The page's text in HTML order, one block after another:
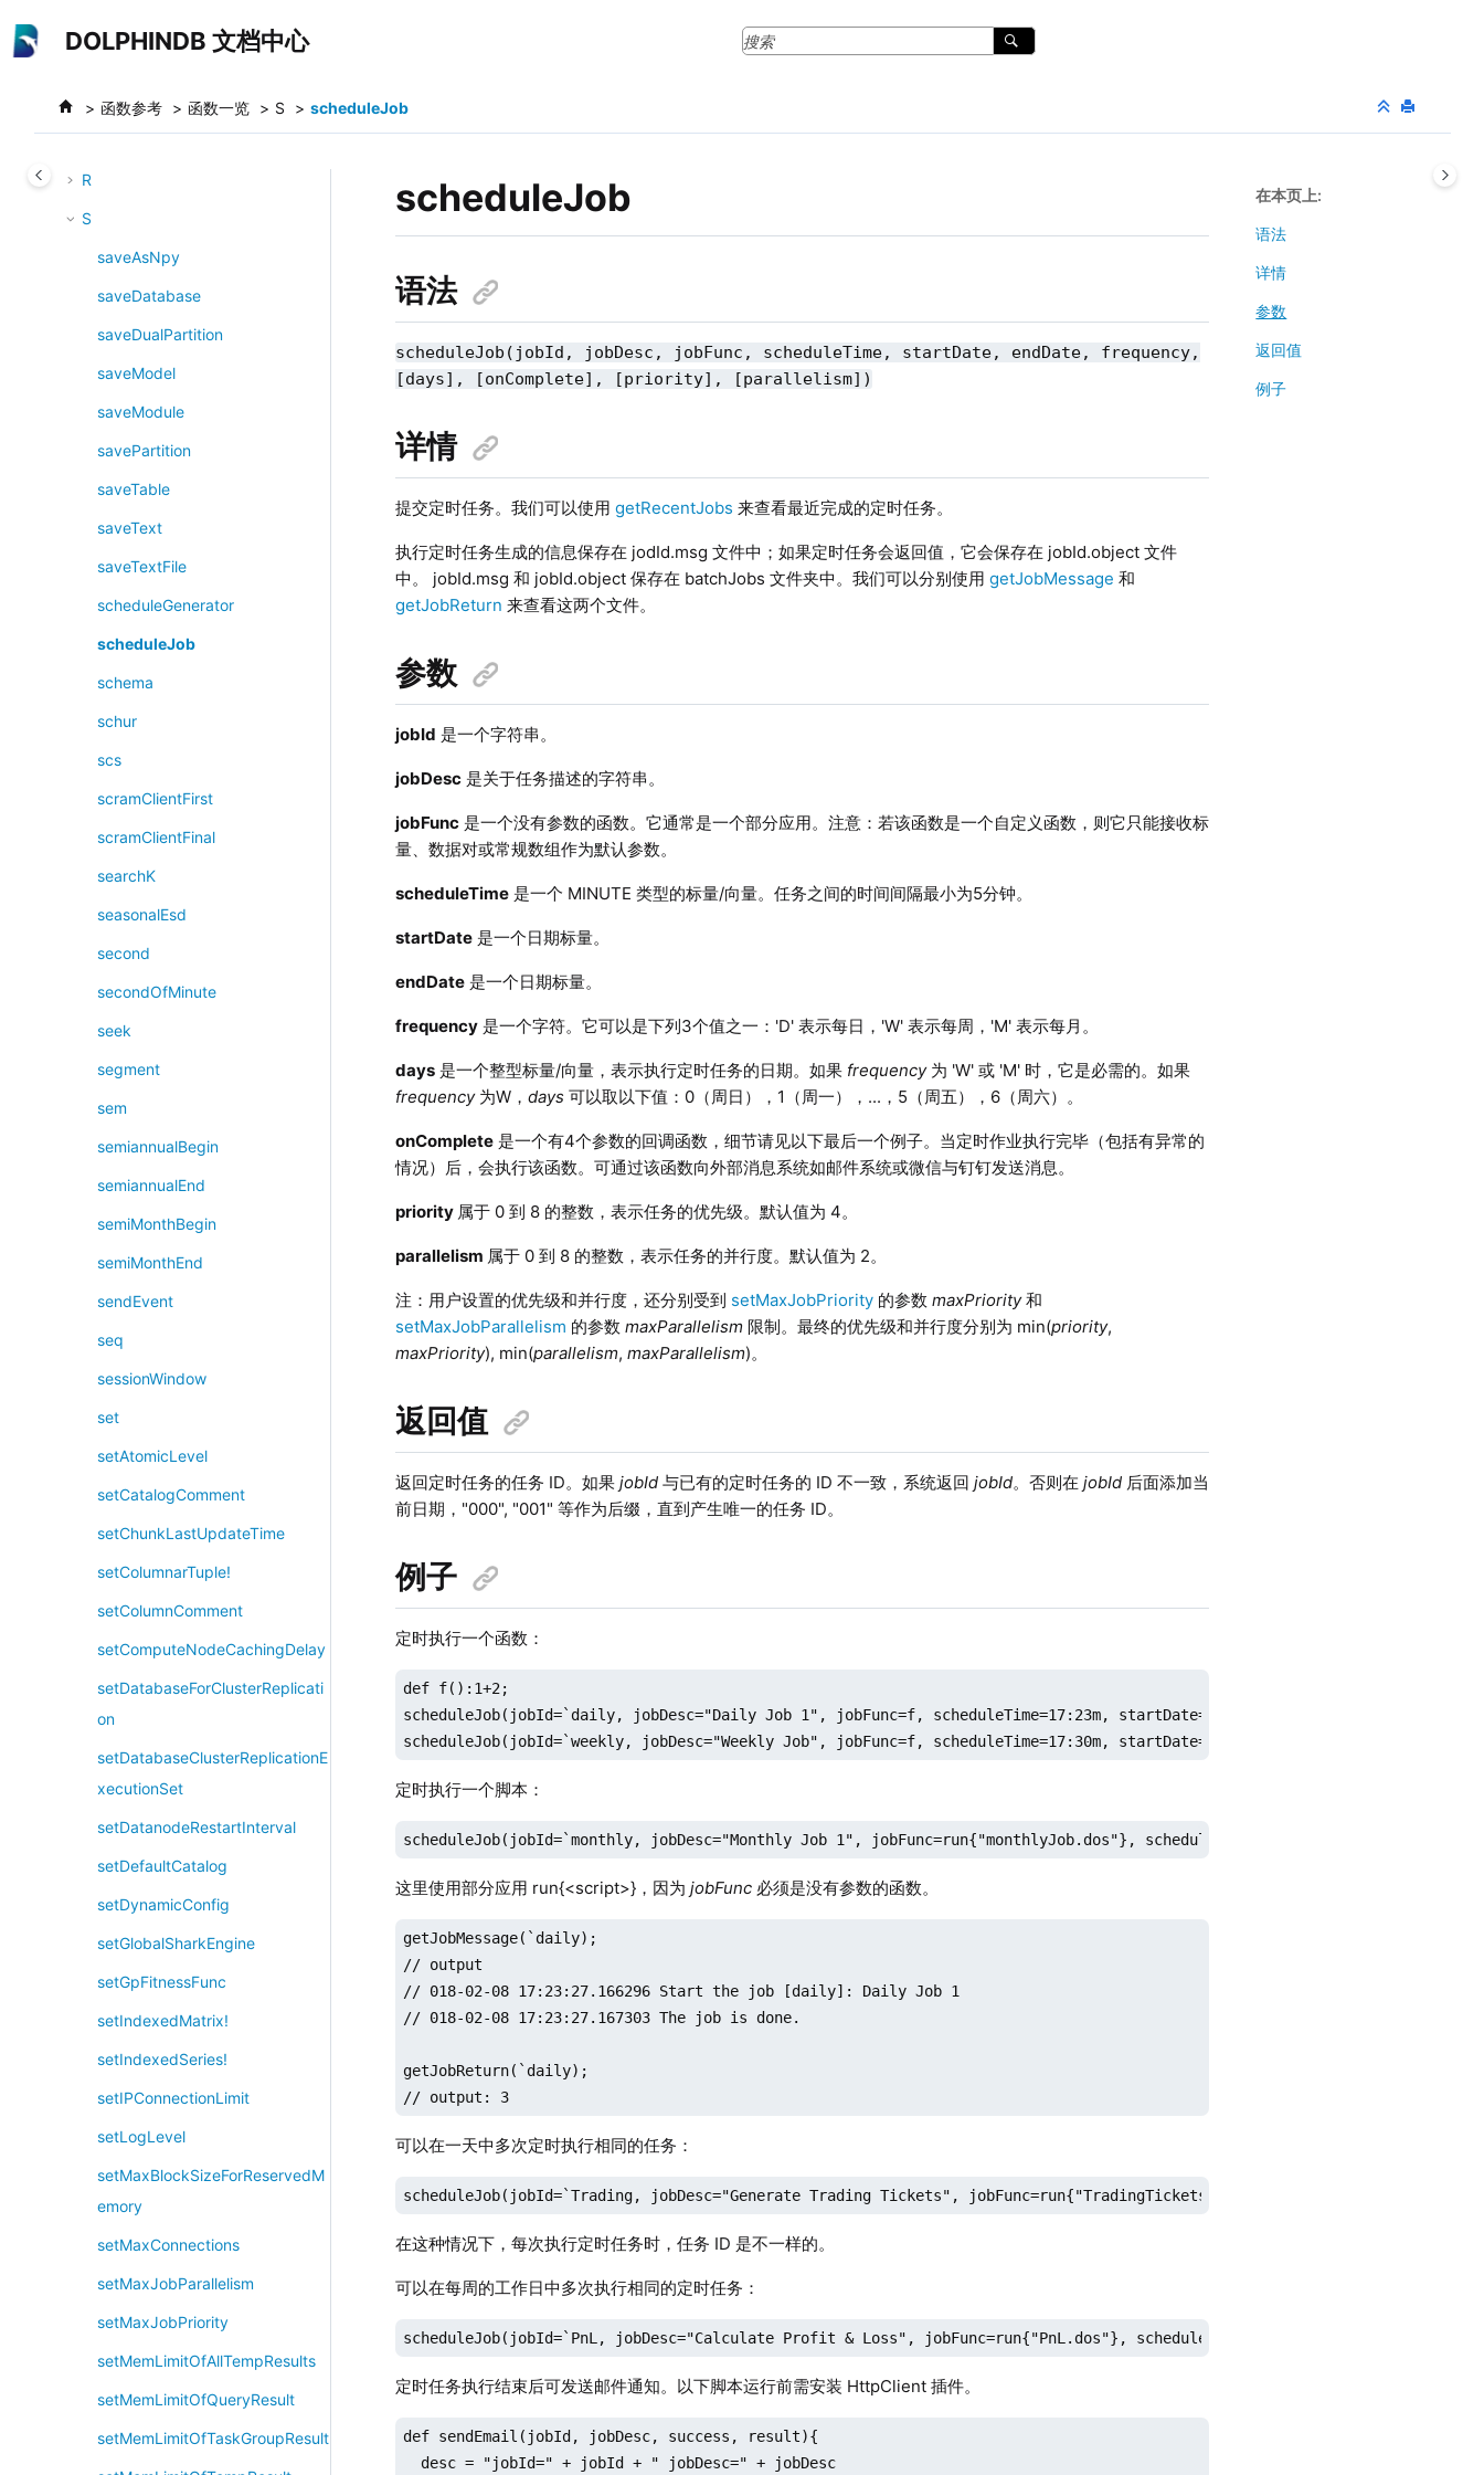
DOLPHINDB 文档中心
函数参考 函数一览 S scheduleJob
P
R
S
saveAsNpy
saveDatabase
saveDualPartition
saveModel
saveModule
savePartition
saveTable
saveText
saveTextFile
scheduleGenerator
scheduleJob
schema
schur
scs
scramClientFirst
scramClientFinal
searchK
seasonalEsd
second
secondOfMinute
seek
segment
sem
semiannualBegin
semiannualEnd
semiMonthBegin
semiMonthEnd
sendEvent
seq
sessionWindow
set
setAtomicLevel
setCatalogComment
setChunkLastUpdateTime
setColumnarTuple!
setColumnComment
setComputeNodeCachingDelay
setDatabaseForClusterReplicati
on
setDatabaseClusterReplicationE
xecutionSet
setDatanodeRestartInterval
setDefaultCatalog
setDynamicConfig
setGlobalSharkEngine
setGpFitnessFunc
setIndexedMatrix!
setIndexedSeries!
setIPConnectionLimit
setLogLevel
setMaxBlockSizeForReservedM
emory
setMaxConnections
setMaxJobParallelism
setMaxJobPriority
setMemLimitOfAllTempResults
setMemLimitOfQueryResult
setMemLimitOfTaskGroupResult
scheduleJob
语法
scheduleJob(jobId, jobDesc, jobFunc, scheduleTime, startDate, endDate, frequency,
[days], [onComplete], [priority], [parallelism])
详情
提交定时任务。我们可以使用getRecentJobs 来查看最近完成的定时任务。
执行定时任务生成的信息保存在 jodId.msg 文件中；如果定时任务会返回值，它会保存在 jobId.object 文件
中。 jobId.msg 和 jobId.object 保存在 batchJobs 文件夹中。我们可以分别使用getJobMessage 和
getJobReturn 来查看这两个文件。
参数
jobId 是一个字符串。
jobDesc 是关于任务描述的字符串。
jobFunc 是一个没有参数的函数。它通常是一个部分应用。注意：若该函数是一个自定义函数，则它只能接收标
量、数据对或常规数组作为默认参数。
scheduleTime 是一个 MINUTE 类型的标量/向量。任务之间的时间间隔最小为5分钟。
startDate 是一个日期标量。
endDate 是一个日期标量。
frequency 是一个字符。它可以是下列3个值之一：'D' 表示每日，'W' 表示每周，'M' 表示每月。
days 是一个整型标量/向量，表示执行定时任务的日期。如果 frequency为 'W' 或 'M' 时，它是必需的。如果
frequency为W，days 可以取以下值：0（周日），1（周一），...，5（周五），6（周六）。
onComplete 是一个有4个参数的回调函数，细节请见以下最后一个例子。当定时作业执行完毕（包括有异常的
情况）后，会执行该函数。可通过该函数向外部消息系统如邮件系统或微信与钉钉发送消息。
priority 属于 0 到 8 的整数，表示任务的优先级。默认值为 4。
parallelism 属于 0 到 8 的整数，表示任务的并行度。默认值为 2。
注：用户设置的优先级和并行度，还分别受到 setMaxJobPriority 的参数maxPriority和
setMaxJobParallelism 的参数maxParallelism 限制。最终的优先级和并行度分别为 min(priority,
maxPriority), min(parallelism,maxParallelism)。
返回值
返回定时任务的任务 ID。如果jobId 与已有的定时任务的 ID 不一致，系统返回jobId。否则在jobId 后面添加当
前日期，"000", "001" 等作为后缀，直到产生唯一的任务 ID。
例子
定时执行一个函数：
def f():1+2;
scheduleJob(jobId=`daily, jobDesc="Daily Job 1", jobFunc=f, scheduleTime=17:23m, startDate=2018.01.01,
scheduleJob(jobId=`weekly, jobDesc="Weekly Job", jobFunc=f, scheduleTime=17:30m, startDate=2018.01.01,
定时执行一个脚本：
scheduleJob(jobId=`monthly, jobDesc="Monthly Job 1", jobFunc=run{"monthlyJob.dos"}, scheduleTime=17:23m,
这里使用部分应用 run{<script>}，因为jobFunc 必须是没有参数的函数。
getJobMessage(`daily);
// output
// 018-02-08 17:23:27.166296 Start the job [daily]: Daily Job 1
// 018-02-08 17:23:27.167303 The job is done.
getJobReturn(`daily);
// output: 3
可以在一天中多次定时执行相同的任务：
scheduleJob(jobId=`Trading, jobDesc="Generate Trading Tickets", jobFunc=run{"TradingTickets.dos"}, scheduleTime=[09:25m,
在这种情况下，每次执行定时任务时，任务 ID 是不一样的。
可以在每周的工作日中多次执行相同的定时任务：
scheduleJob(jobId=`PnL, jobDesc="Calculate Profit & Loss", jobFunc=run{"PnL.dos"}, scheduleTime=[12:00m, 02:00m,
定时任务执行结束后可发送邮件通知。以下脚本运行前需安装 HttpClient 插件。
def sendEmail(jobId, jobDesc, success, result){
  desc = "jobId=" + jobId + " jobDesc=" + jobDesc
在本页上
语法
详情
参数
返回值
例子